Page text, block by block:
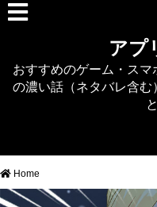
デタリキZ
アナザーエデン
RTS/MOBA
アプ
おすすめのゲーム・ス
の濃い話（ネタバレ含む
Home